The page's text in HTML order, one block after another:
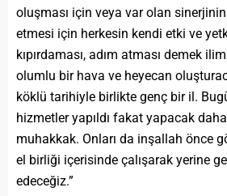
oluşması için veya var olan
etmesi için herkesin kendi etki ve
kıpırdaması, adım atması demek
olumlu bir hava ve heyecan
köklü tarihiyle birlikte genç bir il.
hizmetler yapıldı fakat yapacak
muhakkak. Onları da inşallah önce
el birliği içerisinde çalışarak yerine
edeceğiz.”